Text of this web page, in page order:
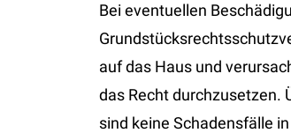
Bei eventuellen
auf das Haus und
das Recht durchzusetzen.
sind keine Schadensfälle